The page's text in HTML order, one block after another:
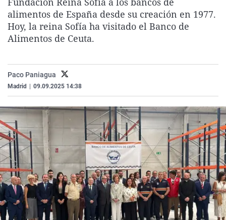
La rosa de los vientos
Gente viajera
Caso
Retornados
Extremadura
Galicia
Virales
Televisión
alimentos de España desde su creación en 1977.
Hoy, la reina Sofía ha visitado el Banco de
Alimentos de Ceuta.
Paco Paniagua
Madrid 09.09.2025 14:38